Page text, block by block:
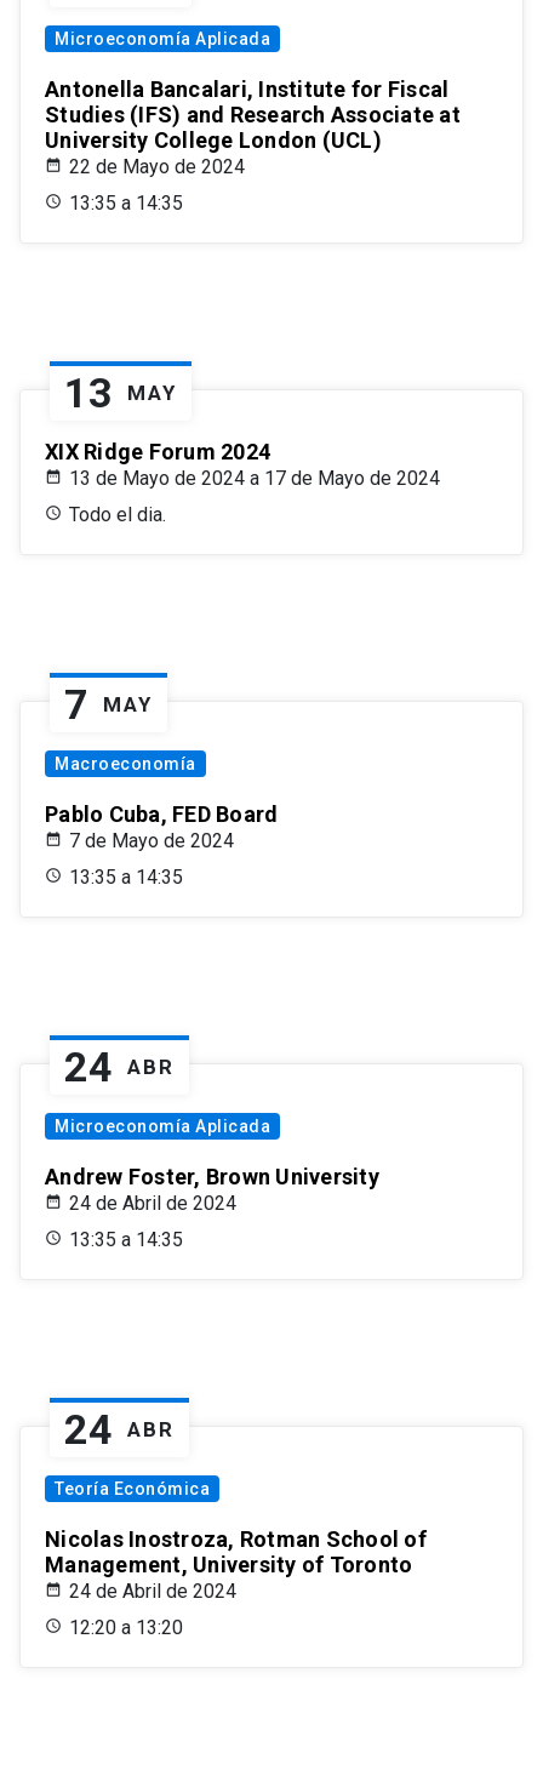
Microeconomía Aplicada
Antonella Bancalari, Institute for Fiscal
Studies (IFS) and Research Associate at
University College London (UCL)
22 de Mayo de 2024
13:35 a 14:35
13 MAY
XIX Ridge Forum 2024
13 de Mayo de 2024 a 17 de Mayo de 2024
Todo el dia.
7 MAY
Macroeconomía
Pablo Cuba, FED Board
7 de Mayo de 2024
13:35 a 14:35
24 ABR
Microeconomía Aplicada
Andrew Foster, Brown University
24 de Abril de 2024
13:35 a 14:35
24 ABR
Teoría Económica
Nicolas Inostroza, Rotman School of
Management, University of Toronto
24 de Abril de 2024
12:20 a 13:20